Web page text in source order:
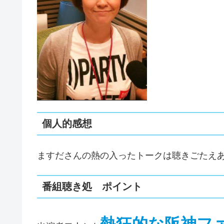
個人的感想
ますださんの熱の入ったトークは聴きごたえ
番組聴き処 ポイント